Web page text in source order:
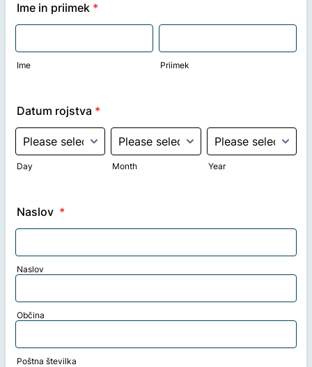
Ime in priimek *
Ime Priimek
Datum rojstva *
Day Month Year
Naslov *
Naslov
Občina
Poštna številka